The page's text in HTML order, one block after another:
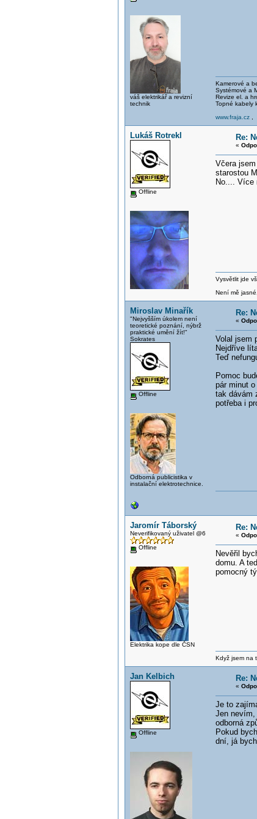
váš elektrikář a revizní
technik
Kamerové a
Systémové a
Revize el. a
Topné kabely
www.fraja.cz,
Lukáš Rotrekl
Offline
Re:
«
Včera
starostou
No.... Více
Vysvětlit jde
Není mě
Miroslav Minařík
"Nejvyšším úkolem není
teoretické poznání, nýbrž
praktické umění žít!"
Sokrates
Offline
Odborná publicistika v
instalační elektrotechnice.
Re:
«
Volal jsem
Nejdříve
Teď
Pomoc
pár minut
tak dávám
potřeba i
Jaromír Táborský
Neverifikovaný uživatel @6
Offline
Elektrika kope dle ČSN
Re:
«
Nevěřil
domu. A
pomocný
Když jsem na
Jan Kelbich
Offline
Re:
«
Je to
Jen
odborná
Pokud
dní, já